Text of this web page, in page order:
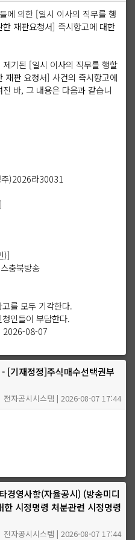
에 의한 [일시 이사의 직무를 행
재판요청서] 즉시항고에 대한
제기된 [일시 이사의 직무를 행할
재판 요청서] 사건의 즉시항고에
바, 그 내용은 다음과 같습니
)2026라30031
)]
충북방송
를 모두 기각한다.
인들이 부담한다.
2026-08-07
[기재정정]주식매수선택권부
전자공시시스템 | 2026-08-07 17:44
경영사항(자율공시) (방송미디
시정명령 처분관련 시정명령
전자공시시스템 | 2026-08-07 17:44